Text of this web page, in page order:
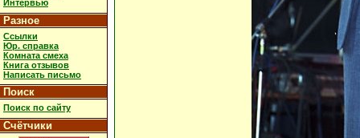
Интервью
Разное
Ссылки
Юр. справка
Комната смеха
Книга отзывов
Написать письмо
Поиск
Поиск по сайту
Счётчики